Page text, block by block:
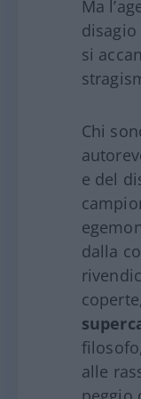
Ma
disagio
si
Chi
e del
dalla
alle